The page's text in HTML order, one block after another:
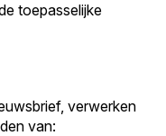
toepasselijke
verwerken
van: